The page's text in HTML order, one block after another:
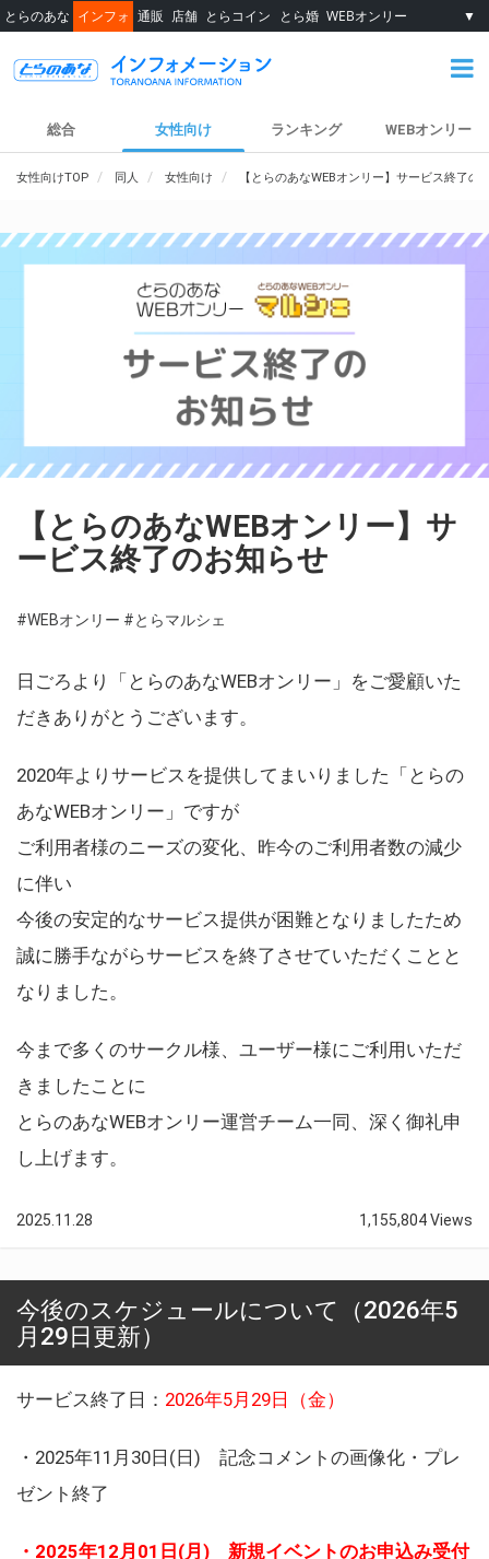
とらのあな インフォ 通販 店舗 とらコイン とら婚 WEBオンリー ▼
総合 女性向け ランキング WEBオンリー
女性向けTOP 同人 女性向け 【とらのあなWEBオンリー】サービス終了の
【とらのあなWEBオンリー】サ
ービス終了のお知らせ
#WEBオンリー #とらマルシェ
日ごろより「とらのあなWEBオンリー」をご愛顧いた
だきありがとうございます。
2020年よりサービスを提供してまいりました「とらの
あなWEBオンリー」ですが
ご利用者様のニーズの変化、昨今のご利用者数の減少
に伴い
今後の安定的なサービス提供が困難となりましたため
誠に勝手ながらサービスを終了させていただくことと
なりました。
今まで多くのサークル様、ユーザー様にご利用いただ
きましたことに
とらのあなWEBオンリー運営チーム一同、深く御礼申
し上げます。
2025.11.28 1,155,804 Views
今後のスケジュールについて（2026年5
月29日更新）
サービス終了日： 2026年5月29日（金）
・2025年11月30日(日) 記念コメントの画像化・プレ
ゼント終了
・2025年12月01日(月) 新規イベントのお申込み受付